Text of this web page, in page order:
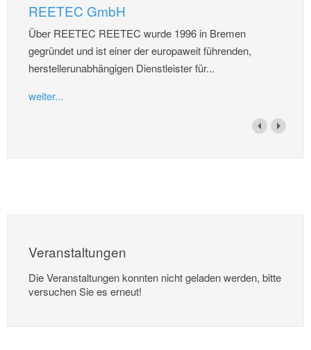
REETEC GmbH
Über REETEC REETEC wurde 1996 in Bremen
gegründet und ist einer der europaweit führenden,
herstellerunabhängigen Dienstleister für...
weiter...
Veranstaltungen
Die Veranstaltungen konnten nicht geladen werden, bitte
versuchen Sie es erneut!